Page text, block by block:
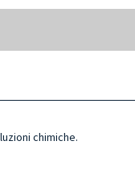
chimiche.